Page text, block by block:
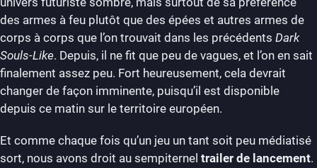
des armes à feu plutôt que des épées et autres armes de
corps à corps que l’on trouvait dans les précédents Dark
Souls-Like. Depuis, il ne fit que peu de vagues, et l’on en sait
finalement assez peu. Fort heureusement, cela devrait
changer de façon imminente, puisqu’il est disponible
depuis ce matin sur le territoire européen.
Et comme chaque fois qu’un jeu un tant soit peu médiatisé
sort, nous avons droit au sempiternel trailer de lancement.